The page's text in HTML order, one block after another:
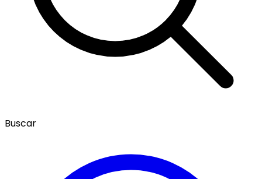
Buscar